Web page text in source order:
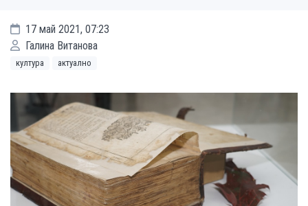
17 май 2021, 07:23
Галина Витанова
култура актуално